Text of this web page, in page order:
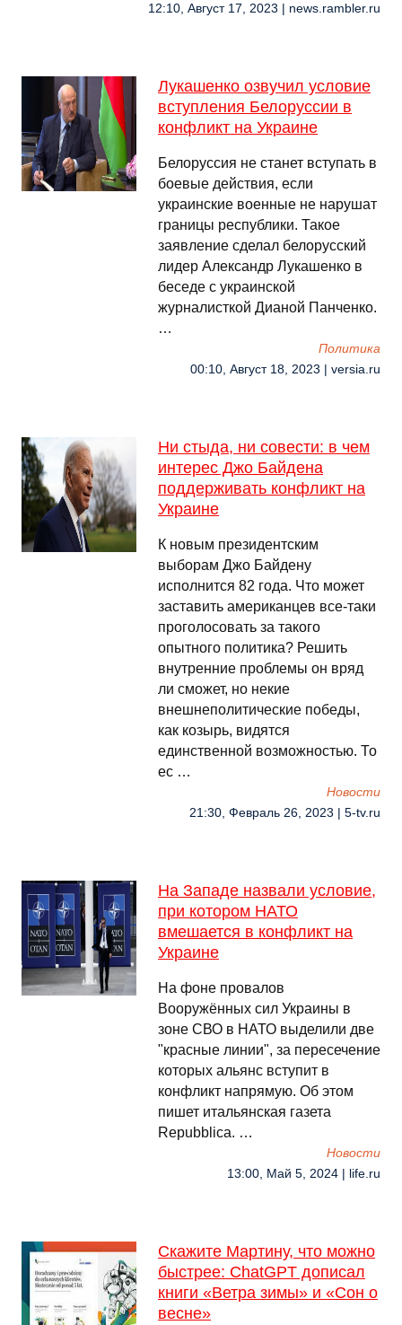
12:10, Август 17, 2023 | news.rambler.ru
Лукашенко озвучил условие
вступления Белоруссии в
конфликт на Украине
Белоруссия не станет вступать в
боевые действия, если
украинские военные не нарушат
границы республики. Такое
заявление сделал белорусский
лидер Александр Лукашенко в
беседе с украинской
журналисткой Дианой Панченко.
…
Политика
00:10, Август 18, 2023 | versia.ru
Ни стыда, ни совести: в чем
интерес Джо Байдена
поддерживать конфликт на
Украине
К новым президентским
выборам Джо Байдену
исполнится 82 года. Что может
заставить американцев все-таки
проголосовать за такого
опытного политика? Решить
внутренние проблемы он вряд
ли сможет, но некие
внешнеполитические победы,
как козырь, видятся
единственной возможностью. То
ес …
Новости
21:30, Февраль 26, 2023 | 5-tv.ru
На Западе назвали условие,
при котором НАТО
вмешается в конфликт на
Украине
На фоне провалов
Вооружённых сил Украины в
зоне СВО в НАТО выделили две
"красные линии", за пересечение
которых альянс вступит в
конфликт напрямую. Об этом
пишет итальянская газета
Repubblica. …
Новости
13:00, Май 5, 2024 | life.ru
Скажите Мартину, что можно
быстрее: ChatGPT дописал
книги «Ветра зимы» и «Сон о
весне»